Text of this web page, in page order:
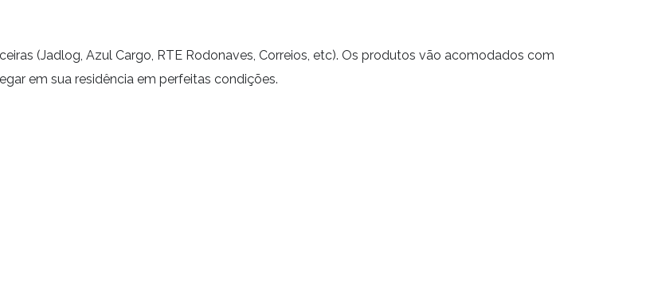
(Jadlog, Azul Cargo, RTE Rodonaves, Correios, etc). Os produtos vão acomodados com
em sua residência em perfeitas condições.